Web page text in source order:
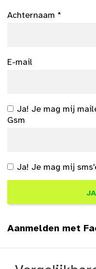
Achternaam *
E-mail
Ja! Je mag mij
Gsm
Ja! Je mag mij
Aanmelden met